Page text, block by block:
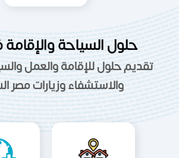
حلول السياحة
تقديم حلول للإقامة والعمل
والاستشفاء وزيارات مصر